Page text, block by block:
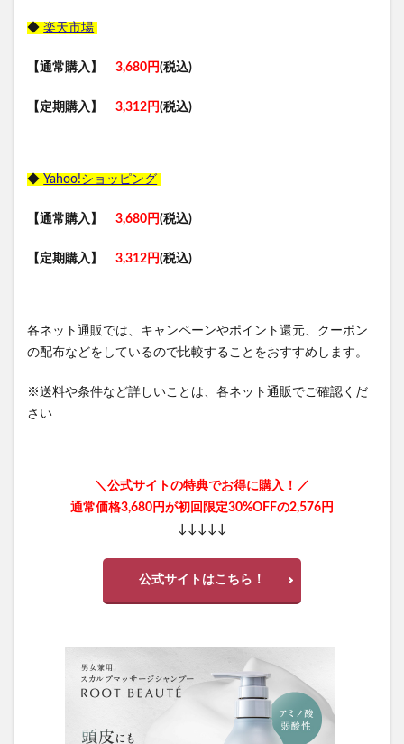
◆ 楽天市場
【通常購入】 3,680円(税込)
【定期購入】 3,312円(税込)
◆ Yahoo!ショッピング
【通常購入】 3,680円(税込)
【定期購入】 3,312円(税込)
各ネット通販では、キャンペーンやポイント還元、クーポン
の配布などをしているので比較することをおすすめします。
※送料や条件など詳しいことは、各ネット通販でご確認くだ
さい
＼公式サイトの特典でお得に購入！／
通常価格3,680円が初回限定30%OFFの2,576円
↓↓↓↓↓
公式サイトはこちら！